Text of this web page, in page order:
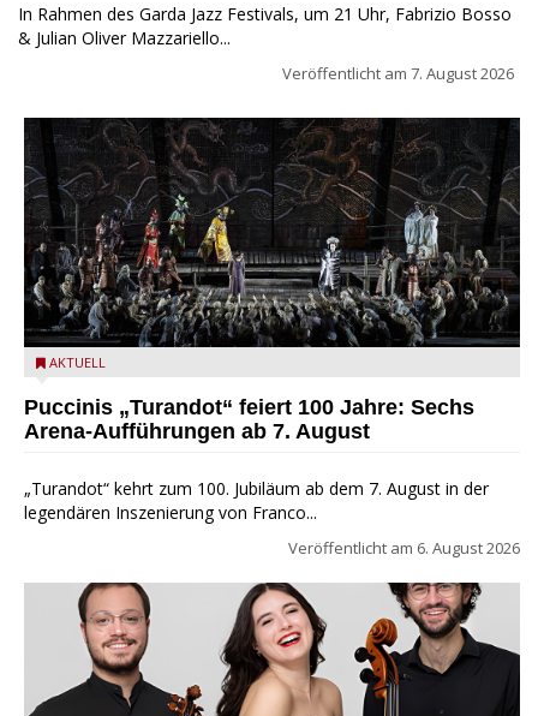
In Rahmen des Garda Jazz Festivals, um 21 Uhr, Fabrizio Bosso
& Julian Oliver Mazzariello...
Veröffentlicht am 7. August 2026
Turandot in der Arena von Verona - Ennevi für Fondazione
AKTUELL
Puccinis „Turandot“ feiert 100 Jahre: Sechs
Arena-Aufführungen ab 7. August
„Turandot“ kehrt zum 100. Jubiläum ab dem 7. August in der
legendären Inszenierung von Franco...
Veröffentlicht am 6. August 2026